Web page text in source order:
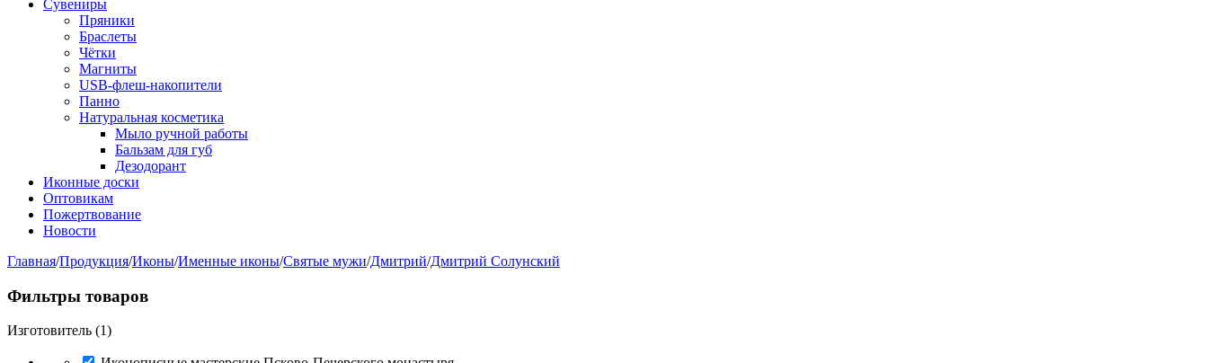
Сувениры
Пряники
Браслеты
Чётки
Магниты
USB-флеш-накопители
Панно
Натуральная косметика
Мыло ручной работы
Бальзам для губ
Дезодорант
Иконные доски
Оптовикам
Пожертвование
Новости
Главная/Продукция/Иконы/Именные иконы/Святые мужи/Дмитрий/Дмитрий Солунский
Фильтры товаров
Изготовитель (1)